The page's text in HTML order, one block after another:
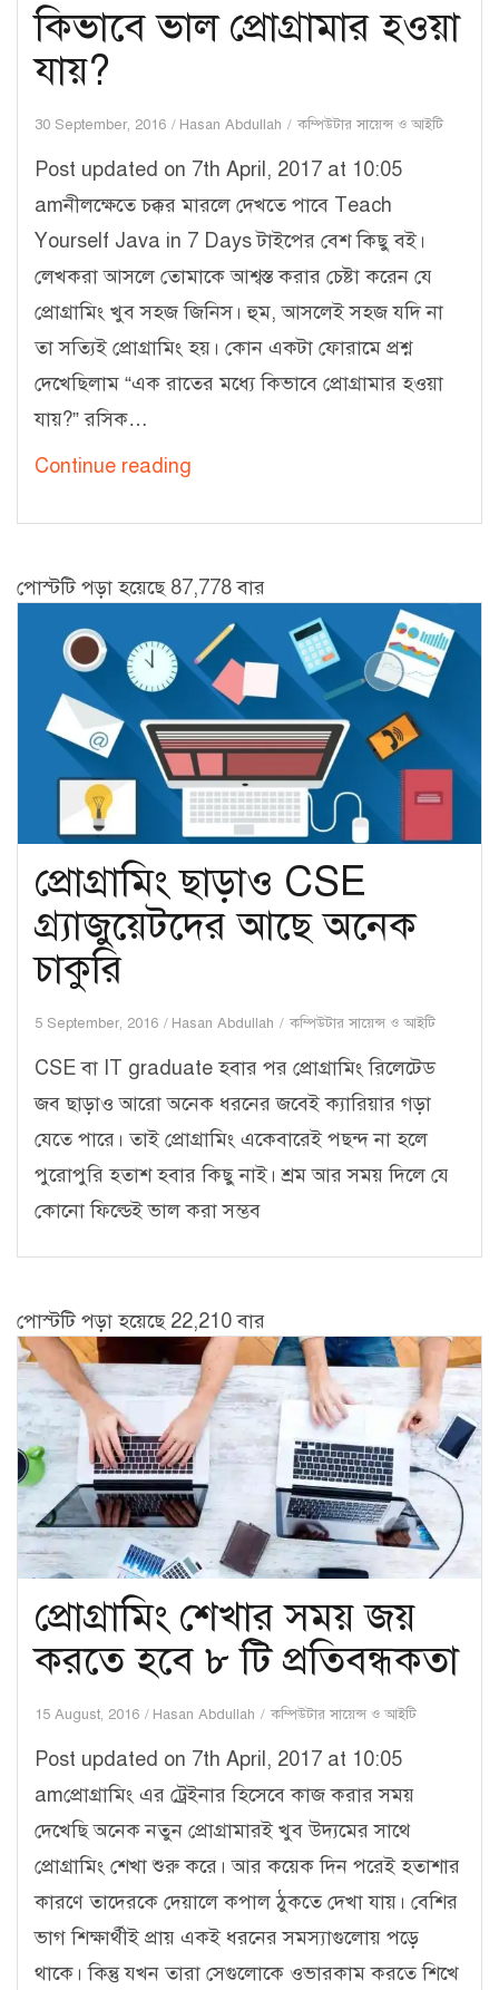
কিভাবে ভাল প্রোগ্রামার হওয়া
যায়?
30 September, 2016 Hasan Abdullah কম্পিউটার সায়েন্স ও আইটি
Post updated on 7th April, 2017 at 10:05
amনীলক্ষেতে চক্কর মারলে দেখতে পাবে Teach
Yourself Java in 7 Days টাইপের বেশ কিছু বই।
লেখকরা আসলে তোমাকে আশ্বস্ত করার চেষ্টা করেন যে
প্রোগ্রামিং খুব সহজ জিনিস। হুম, আসলেই সহজ যদি না
তা সত্যিই প্রোগ্রামিং হয়। কোন একটা ফোরামে প্রশ্ন
দেখেছিলাম “এক রাতের মধ্যে কিভাবে প্রোগ্রামার হওয়া
যায়?” রসিক…
Continue reading
যায়?
পোস্টটি পড়া হয়েছে 87,778 বার
প্রোগ্রামিং ছাড়াও CSE
গ্র্যাজুয়েটদের আছে অনেক
চাকুরি
5 September, 2016 Hasan Abdullah কম্পিউটার সায়েন্স ও আইটি
CSE বা IT graduate হবার পর প্রোগ্রামিং রিলেটেড
জব ছাড়াও আরো অনেক ধরনের জবেই ক্যারিয়ার গড়া
যেতে পারে। তাই প্রোগ্রামিং একেবারেই পছন্দ না হলে
পুরোপুরি হতাশ হবার কিছু নাই। শ্রম আর সময় দিলে যে
কোনো ফিল্ডেই ভাল করা সম্ভব
পোস্টটি পড়া হয়েছে 22,210 বার
প্রোগ্রামিং শেখার সময় জয়
করতে হবে ৮ টি প্রতিবন্ধকতা
15 August, 2016 Hasan Abdullah কম্পিউটার সায়েন্স ও আইটি
Post updated on 7th April, 2017 at 10:05
amপ্রোগ্রামিং এর ট্রেইনার হিসেবে কাজ করার সময়
দেখেছি অনেক নতুন প্রোগ্রামারই খুব উদ্যমের সাথে
প্রোগ্রামিং শেখা শুরু করে। আর কয়েক দিন পরেই হতাশার
কারণে তাদেরকে দেয়ালে কপাল ঠুকতে দেখা যায়। বেশির
ভাগ শিক্ষার্থীই প্রায় একই ধরনের সমস্যাগুলোয় পড়ে
থাকে। কিন্তু যখন তারা সেগুলোকে ওভারকাম করতে শিখে